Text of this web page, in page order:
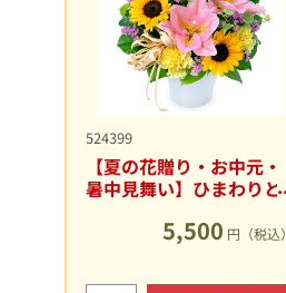
524399
【夏の花贈り・お中元・
暑中見舞い】ひまわりと
5,500 円（税込）